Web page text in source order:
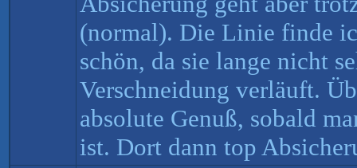
(normal). Die Linie finde
schön, da sie lange nicht
Verschneidung verläuft.
absolute Genuß, sobald
ist. Dort dann top